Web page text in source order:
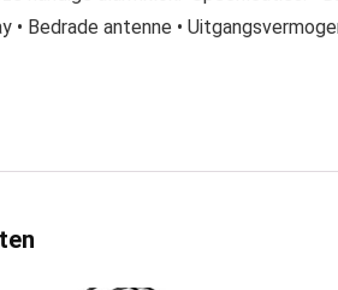
• Bedrade antenne •